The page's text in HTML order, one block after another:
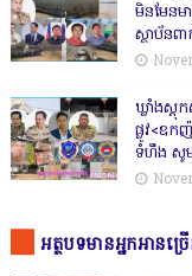
មិនមែនម
ស្ថាប័នព
ឃ្លាំងស្តុ
ផ្លូវ<ឧ
ទំហឹង សូម
អត្ថបទមានអ្នកអានច្រ